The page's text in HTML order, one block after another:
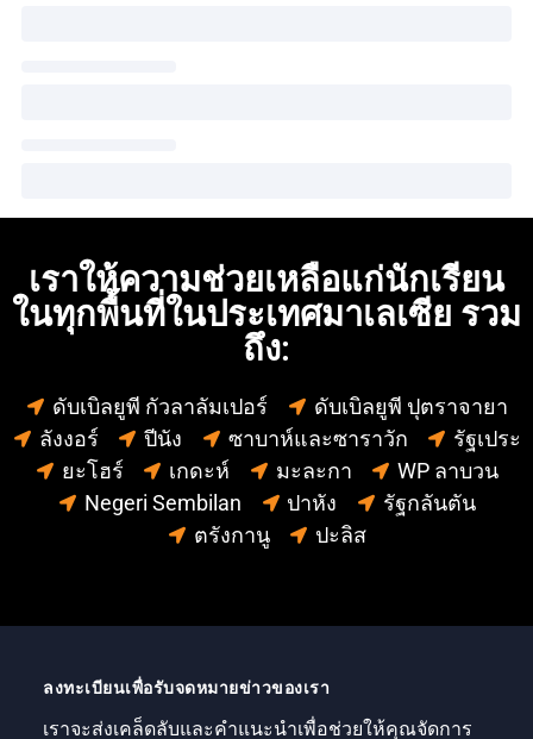
เราให้ความช่วยเหลือแก่นักเรียน
ในทุกพื้นที่ในประเทศมาเลเซีย รวม
ถึง:
ดับเบิลยูพี กัวลาลัมเปอร์
ดับเบิลยูพี ปุตราจายา
ลังงอร์
ปีนัง ซาบาห์และซาราวัก
รัฐเประ
ยะโฮร์
เกดะห์ มะละกา
WP ลาบวน
Negeri Sembilan
ปาหัง
รัฐกลันตัน
ตรังกานู
ปะลิส
ลงทะเบียนเพื่อรับจดหมายข่าวของเรา
เราจะส่งเคล็ดลับและคำแนะนำเพื่อช่วยให้คุณจัดการ